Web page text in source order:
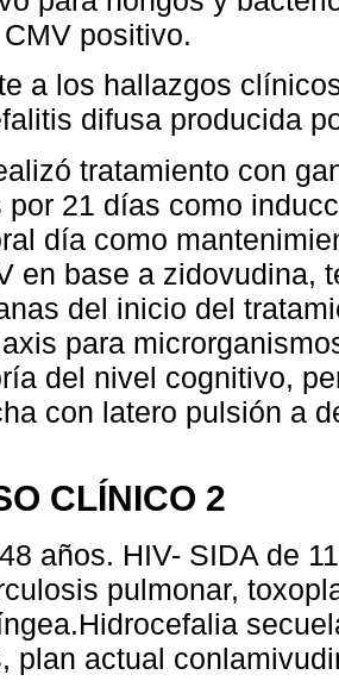
positivo.
a los hallazgos
difusa producida
tratamiento con
por 21 días como
día como
en base a zidovudina,
del inicio del
para
del nivel cognitivo,
con latero pulsión a
CLÍNICO 2
años. HIV- SIDA de
pulmonar,
plan actual